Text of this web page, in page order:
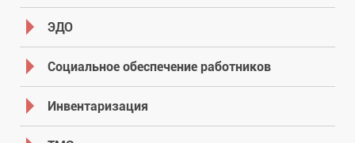
ЭДО
Социальное обеспечение работников
Инвентаризация